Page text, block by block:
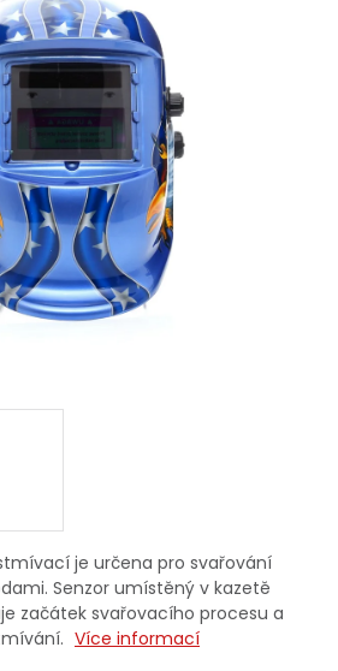
je určena pro svařování
Senzor umístěný v kazetě
začátek svařovacího procesu a
Více informací